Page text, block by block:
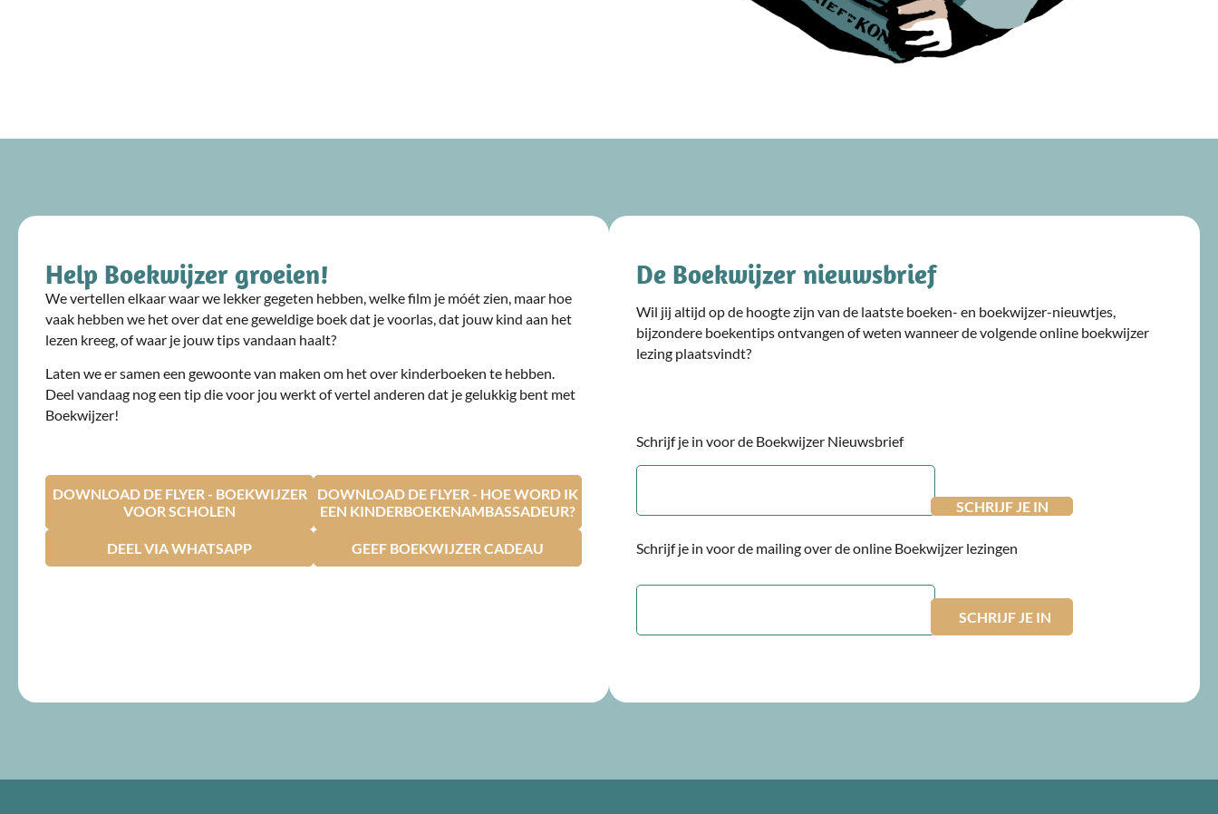
Help Boekwijzer groeien!
We vertellen elkaar waar we lekker gegeten hebben, welke film je móét zien, maar hoe
vaak hebben we het over dat ene geweldige boek dat je voorlas, dat jouw kind aan het
lezen kreeg, of waar je jouw tips vandaan haalt?
Laten we er samen een gewoonte van maken om het over kinderboeken te hebben.
Deel vandaag nog een tip die voor jou werkt of vertel anderen dat je gelukkig bent met
Boekwijzer!
DOWNLOAD DE FLYER - BOEKWIJZER
VOOR SCHOLEN
DOWNLOAD DE FLYER - HOE WORD IK
EEN KINDERBOEKENAMBASSADEUR?
DEEL VIA WHATSAPP GEEF BOEKWIJZER CADEAU
De Boekwijzer nieuwsbrief
Wil jij altijd op de hoogte zijn van de laatste boeken- en boekwijzer-nieuwtjes,
bijzondere boekentips ontvangen of weten wanneer de volgende online boekwijzer
lezing plaatsvindt?
Schrijf je in voor de Boekwijzer Nieuwsbrief
E-
Schrijf je in voor de mailing over de online Boekwijzer lezingen
E-